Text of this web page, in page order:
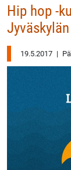
Hip hop -
19.5.2017 |